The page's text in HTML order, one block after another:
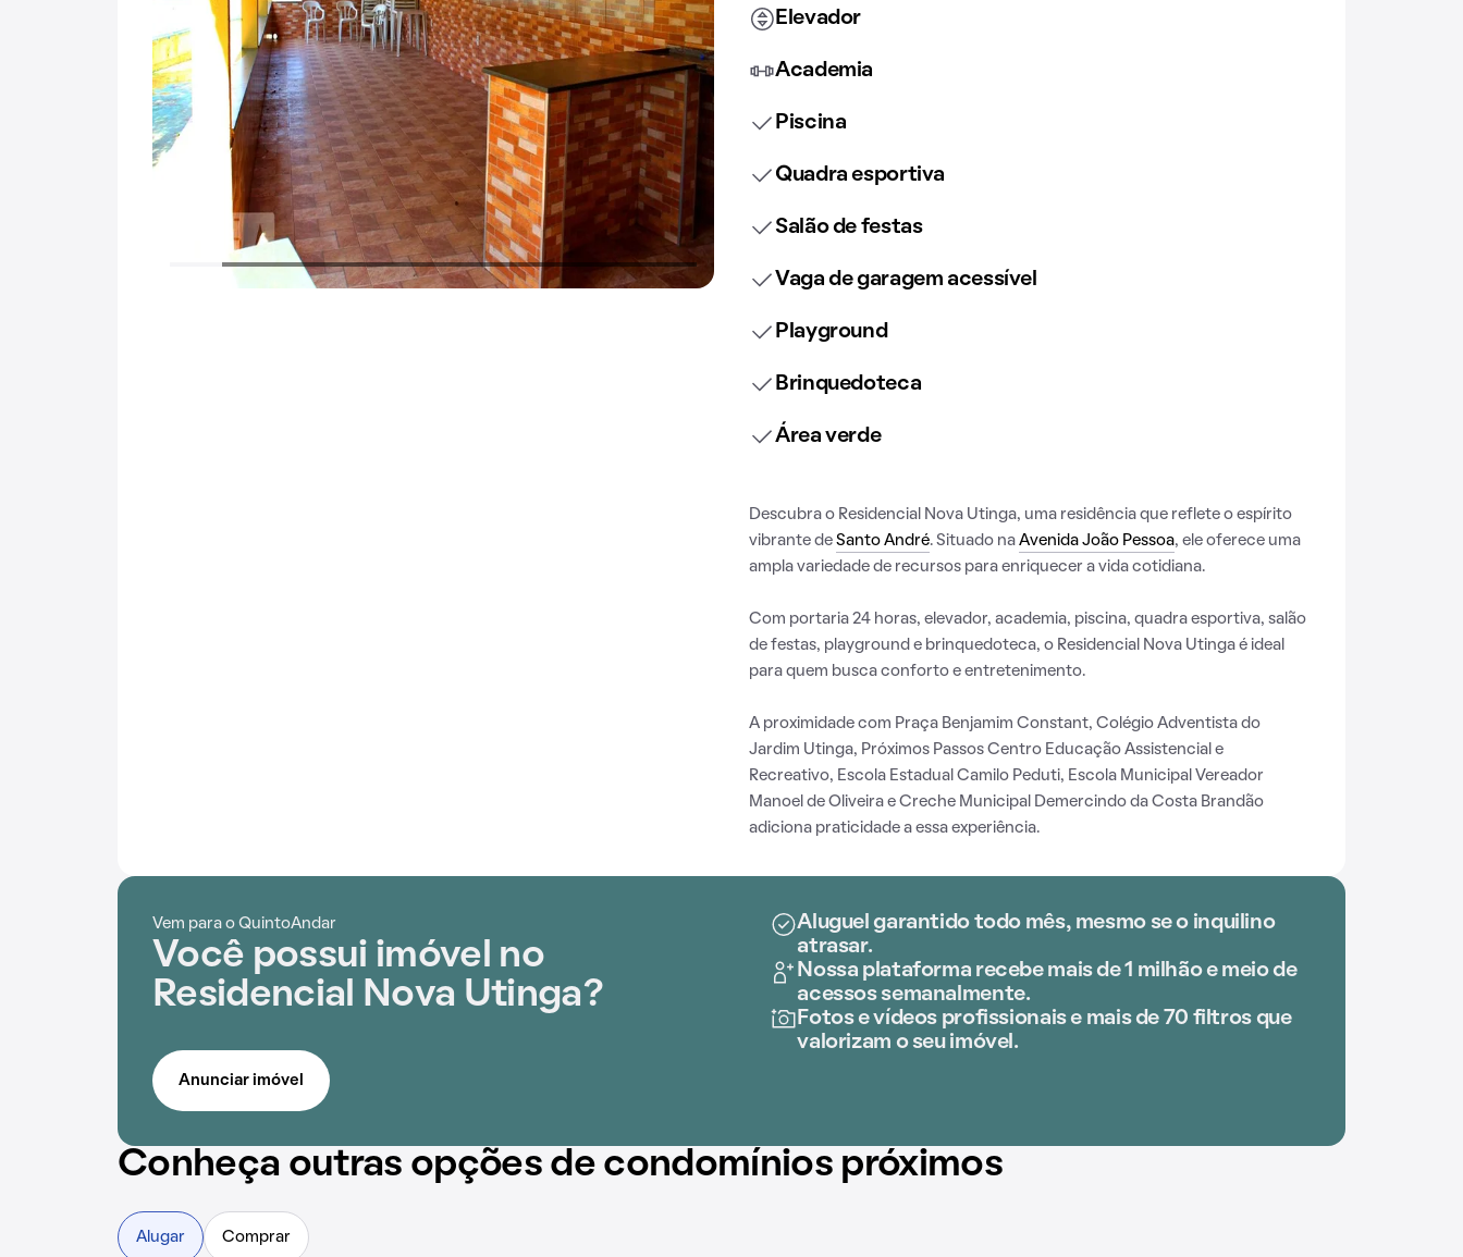
Elevador
Academia
Piscina
Quadra esportiva
Salão de festas
Vaga de garagem acessível
Playground
Brinquedoteca
Área verde
Descubra o Residencial Nova Utinga, uma residência que reflete o espírito
vibrante de Santo André. Situado na Avenida João Pessoa, ele oferece uma
ampla variedade de recursos para enriquecer a vida cotidiana.
Com portaria 24 horas, elevador, academia, piscina, quadra esportiva, salão
de festas, playground e brinquedoteca, o Residencial Nova Utinga é ideal
para quem busca conforto e entretenimento.
A proximidade com Praça Benjamim Constant, Colégio Adventista do
Jardim Utinga, Próximos Passos Centro Educação Assistencial e
Recreativo, Escola Estadual Camilo Peduti, Escola Municipal Vereador
Manoel de Oliveira e Creche Municipal Demercindo da Costa Brandão
adiciona praticidade a essa experiência.
Vem para o QuintoAndar
Você possui imóvel no
Residencial Nova Utinga?
Aluguel garantido todo mês, mesmo se o inquilino
atrasar.
Nossa plataforma recebe mais de 1 milhão e meio de
acessos semanalmente.
Fotos e vídeos profissionais e mais de 70 filtros que
valorizam o seu imóvel.
Anunciar imóvel
Conheça outras opções de condomínios próximos
Alugar Comprar